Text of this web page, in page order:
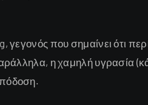
που σημαίνει ότι
η χαμηλή υγρασία